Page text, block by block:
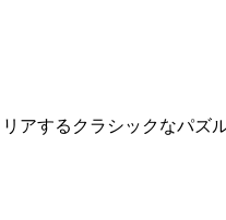
アするクラシックなパ